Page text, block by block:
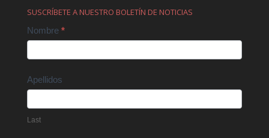
SUSCRÍBETE A NUESTRO BOLETÍN DE NOTICIAS
Contact
Nombre *
Apellidos
Last